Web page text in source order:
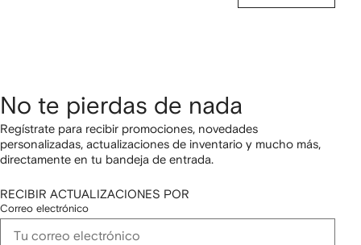
No te pierdas de nada
Regístrate para recibir promociones, novedades
personalizadas, actualizaciones de inventario y mucho más,
directamente en tu bandeja de entrada.
RECIBIR ACTUALIZACIONES POR
Correo electrónico